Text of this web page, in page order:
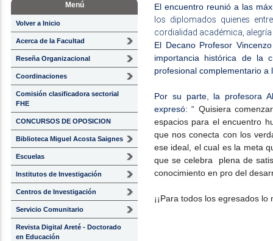
Menú
Volver a Inicio
Acerca de la Facultad
Reseña Organizacional
Coordinaciones
Comisión clasificadora sectorial
FHE
CONCURSOS DE OPOSICION
Biblioteca Miguel Acosta Saignes
Escuelas
Institutos de Investigación
Centros de Investigación
Servicio Comunitario
Revista Digital Areté - Doctorado
en Educación
El encuentro reunió a las
los diplomados quienes
cordialidad académica,
El Decano Profesor
importancia histórica de la
profesional complementario a
Por su parte, la profesora
expresó: “ Quisiera
espacios para el encuentro
que nos conecta con los
ese ideal, el cual es la meta
que se celebra plena de
conocimiento en pro del
¡¡Para todos los egresados